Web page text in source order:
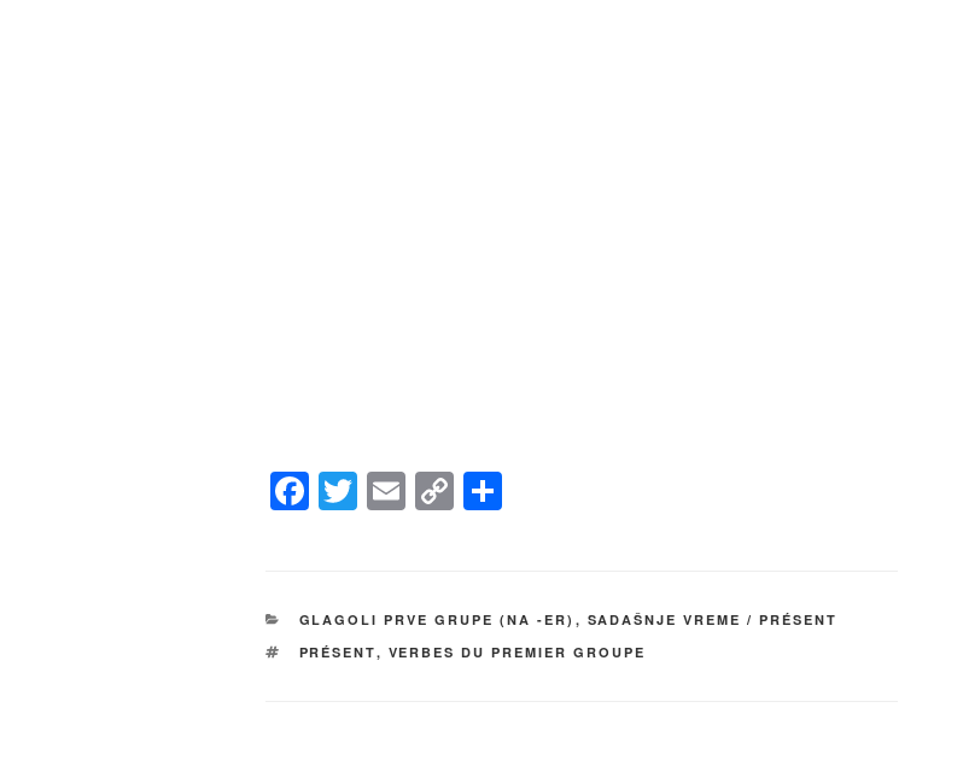
F
a
e
b
T
wi
er
E
m
C
o
y
Li
e
КАТЕГОРИЈЕ
GLAGOLI PRVE GRUPE (NA -ER) , SADAŠNJE VREME / PRÉSENT
ОЗНАКЕ
PRÉSENT, VERBES DU PREMIER GROUPE